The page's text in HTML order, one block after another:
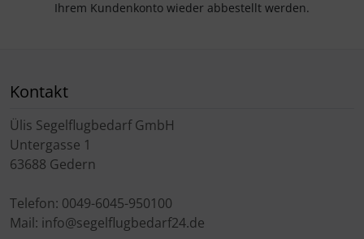
Ihrem Kundenkonto wieder abbestellt werden.
Kontakt
Ülis Segelflugbedarf GmbH
Untergasse 1
63688 Gedern
Telefon: 0049-6045-950100
Mail: info@segelflugbedarf24.de